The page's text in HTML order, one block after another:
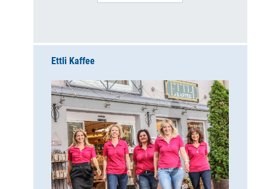
Ettli Kaffee